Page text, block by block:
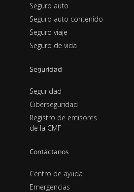
Seguro auto
Seguro auto contenido
Seguro viaje
Seguro de vida
Seguridad
Seguridad
Ciberseguridad
Registro de emisores
de la CMF
Contáctanos
Centro de ayuda
Emergencias